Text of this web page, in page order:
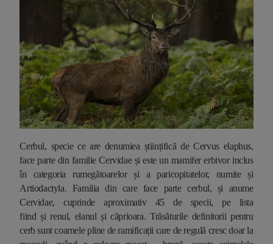
Cerbul, specie ce are denumiea științifică de Cervus elaphus,
face parte din familie Cervidae și este un mamifer erbivor inclus
în categoria rumegătoarelor și a paricopitatelor, numite și
Artiodactyla. Familia din care face parte cerbul, și anume
Cervidae, cuprinde aproximativ 45 de specii, pe lista
fiindșirenul, elanul și căprioara. Trăsăturile definitorii pentru
cerb sunt coarnele pline de ramificații care de regulă cresc doar la